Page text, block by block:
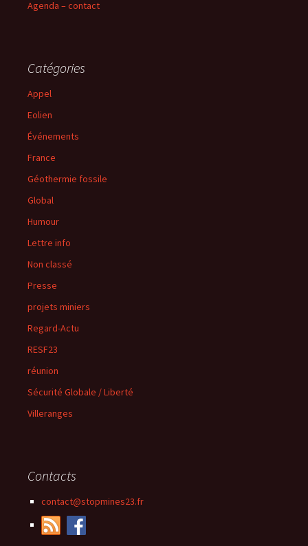
Agenda – contact
Catégories
Appel
Eolien
Événements
France
Géothermie fossile
Global
Humour
Lettre info
Non classé
Presse
projets miniers
Regard-Actu
RESF23
réunion
Sécurité Globale / Liberté
Villeranges
Contacts
contact@stopmines23.fr